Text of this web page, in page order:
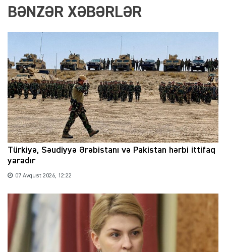
BƏNZƏR XƏBƏRLƏR
Türkiyə, Səudiyyə Ərəbistanı və Pakistan hərbi ittifaq
yaradır
07 Avqust 2026, 12:22